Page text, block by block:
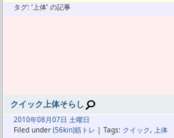
タグ: ‘上体’ の記事
クイック上体そらし
2010年08月07日 土曜日
Filed under (56kin)筋トレ | Tags: クイック, 上体